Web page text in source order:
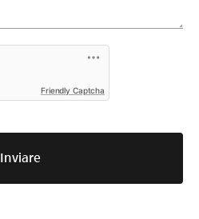
Friendly Captcha
Inviare